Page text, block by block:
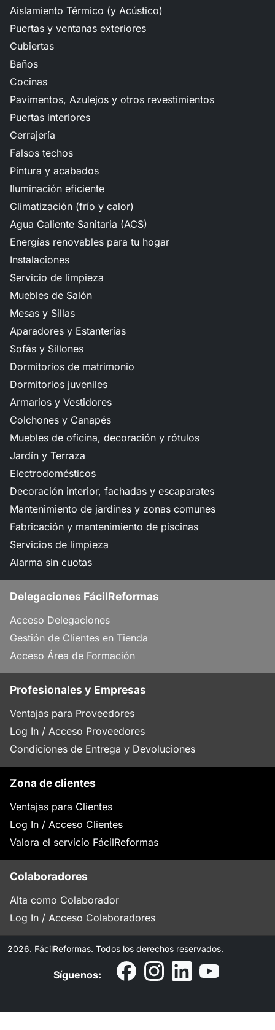
Aislamiento Térmico (y Acústico)
Puertas y ventanas exteriores
Cubiertas
Baños
Cocinas
Pavimentos, Azulejos y otros revestimientos
Puertas interiores
Cerrajería
Falsos techos
Pintura y acabados
Iluminación eficiente
Climatización (frío y calor)
Agua Caliente Sanitaria (ACS)
Energías renovables para tu hogar
Instalaciones
Servicio de limpieza
Muebles de Salón
Mesas y Sillas
Aparadores y Estanterías
Sofás y Sillones
Dormitorios de matrimonio
Dormitorios juveniles
Armarios y Vestidores
Colchones y Canapés
Muebles de oficina, decoración y rótulos
Jardín y Terraza
Electrodomésticos
Decoración interior, fachadas y escaparates
Mantenimiento de jardines y zonas comunes
Fabricación y mantenimiento de piscinas
Servicios de limpieza
Alarma sin cuotas
Delegaciones FácilReformas
Acceso Delegaciones
Gestión de Clientes en Tienda
Acceso Área de Formación
Profesionales y Empresas
Ventajas para Proveedores
Log In / Acceso Proveedores
Condiciones de Entrega y Devoluciones
Zona de clientes
Ventajas para Clientes
Log In / Acceso Clientes
Valora el servicio FácilReformas
Colaboradores
Alta como Colaborador
Log In / Acceso Colaboradores
2026. FácilReformas. Todos los derechos reservados.
Síguenos: